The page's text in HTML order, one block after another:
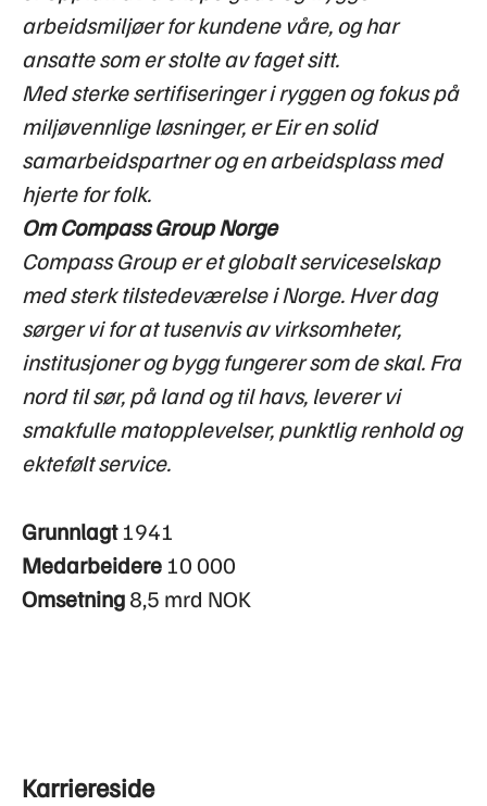
arbeidsmiljøer for kundene våre, og har
ansatte som er stolte av faget sitt.
Med sterke sertifiseringer i ryggen og fokus på
miljøvennlige løsninger, er Eir en solid
samarbeidspartner og en arbeidsplass med
hjerte for folk.
Om Compass Group Norge
Compass Group er et globalt serviceselskap
med sterk tilstedeværelse i Norge. Hver dag
sørger vi for at tusenvis av virksomheter,
institusjoner og bygg fungerer som de skal. Fra
nord til sør, på land og til havs, leverer vi
smakfulle matopplevelser, punktlig renhold og
ektefølt service.
Grunnlagt1941
Medarbeidere 10 000
Omsetning8,5 mrd NOK
Karriereside